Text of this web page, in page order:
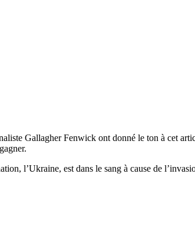
Gallagher Fenwick ont ​​donné le ton à cet
l’Ukraine, est dans le sang à cause de